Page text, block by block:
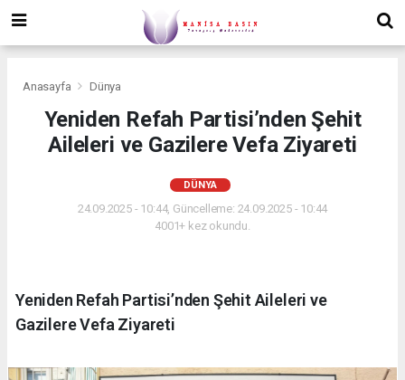
Anasayfa Dünya
Yeniden Refah Partisi’nden Şehit
Aileleri ve Gazilere Vefa Ziyareti
DÜNYA
24.09.2025 - 10:44, Güncelleme: 24.09.2025 - 10:44
4001+ kez okundu.
Yeniden Refah Partisi’nden Şehit Aileleri ve
Gazilere Vefa Ziyareti